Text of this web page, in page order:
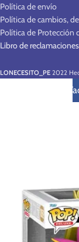
Política de envío
Política de cambios,
Política de Protección
Libro de reclamaciones
LONECESITO_PE 2022